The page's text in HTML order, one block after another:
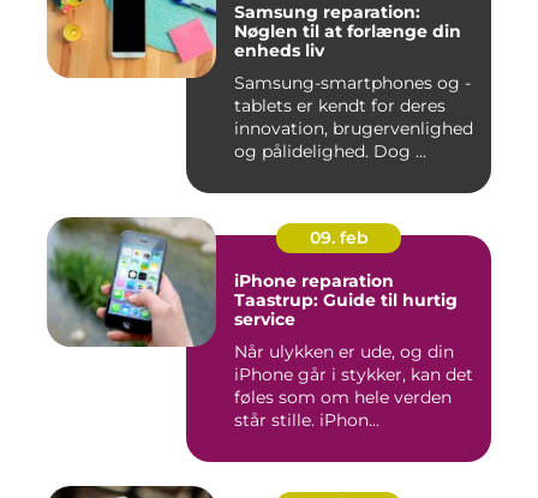
Samsung reparation:
Nøglen til at forlænge din
enheds liv
Samsung-smartphones og -
tablets er kendt for deres
innovation, brugervenlighed
og pålidelighed. Dog ...
09. feb
iPhone reparation
Taastrup: Guide til hurtig
service
Når ulykken er ude, og din
iPhone går i stykker, kan det
føles som om hele verden
står stille. iPhon...